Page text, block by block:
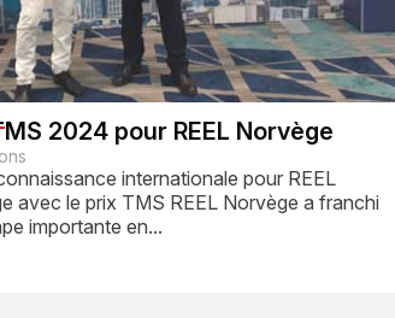
2024 pour REEL Norvège
internationale pour REEL
avec le prix TMS REEL Norvège a franchi
importante en...